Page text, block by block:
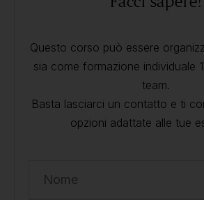
Questo corso può essere
sia come formazione individuale
team.
Basta lasciarci un contatto e ti
opzioni adattate alle tue
Nome